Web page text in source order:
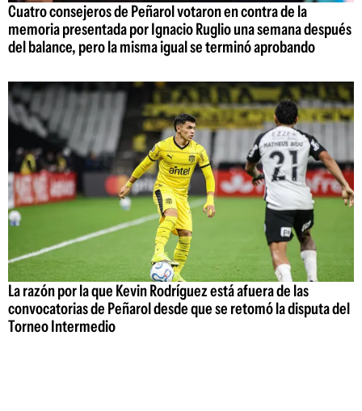
Cuatro consejeros de Peñarol votaron en contra de la
memoria presentada por Ignacio Ruglio una semana después
del balance, pero la misma igual se terminó aprobando
La razón por la que Kevin Rodríguez está afuera de las
convocatorias de Peñarol desde que se retomó la disputa del
Torneo Intermedio